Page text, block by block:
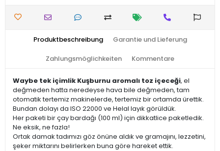
Produktbeschreibung Garantie und Lieferung
Zahlungsmöglichkeiten Kommentare
Waybe tek içimlik Kuşburnu aromalı toz içeceği, el
değmeden hatta neredeyse hava bile değmeden, tam
otomatik tertemiz makinelerde, tertemiz bir ortamda ürettik.
Bundan dolayı da ISO 22000 ve Helal layık görüldük.
Her paketi bir çay bardağı (100 ml) için dikkatlice paketledik.
Ne eksik, ne fazla!
Ortak damak tadımızı göz önüne aldık ve gramajını, lezzetini,
şeker miktarını belirlerken buna göre hareket ettik.